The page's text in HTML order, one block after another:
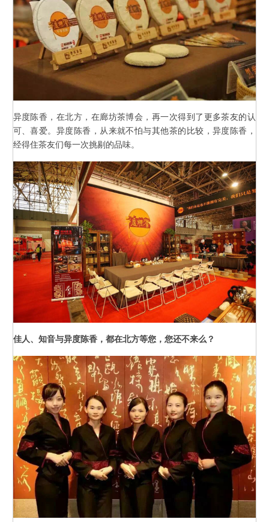
异度陈香，在北方，在廊坊茶博会，再一次得到了更多茶友的认
可、喜爱。异度陈香，从来就不怕与其他茶的比较，异度陈香，
经得住茶友们每一次挑剔的品味。
佳人、知音与异度陈香，都在北方等您，您还不来么？